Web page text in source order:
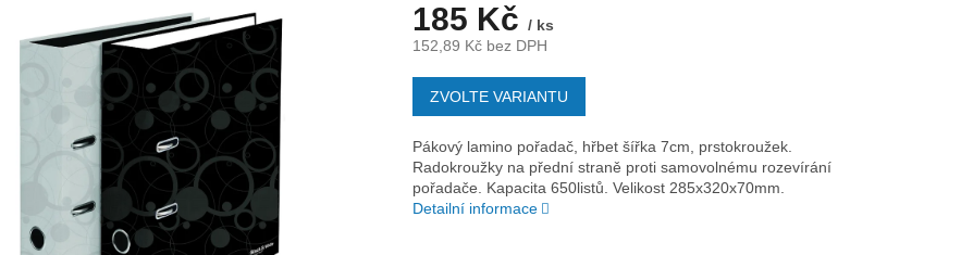
185 Kč / ks
152,89 Kč bez DPH
Měrná
cena:
ZVOLTE VARIANTU
Pákový lamino pořadač, hřbet šířka 7cm, prstokroužek.
Radokroužky na přední straně proti samovolnému rozevírání
pořadače. Kapacita 650listů. Velikost 285x320x70mm.
Detailní informace